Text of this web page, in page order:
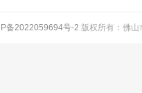
备2022059694号-2 版权所有：佛